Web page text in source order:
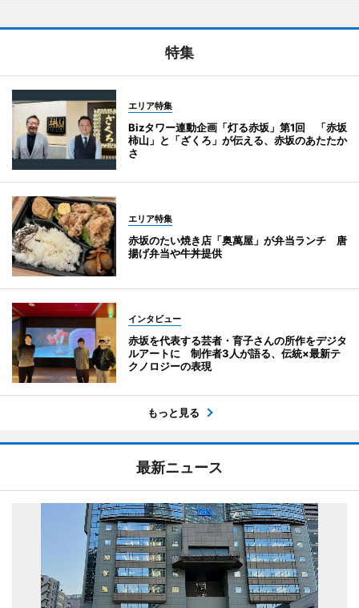
特集
エリア特集
Bizタワー連動企画「灯る赤坂」第1回 「赤坂
柿山」と「ざくろ」が伝える、赤坂のあたたか
さ
エリア特集
赤坂のたい焼き店「奥萬屋」が弁当ランチ 唐
揚げ弁当や牛丼提供
インタビュー
赤坂を代表する芸者・育子さんの所作をデジタ
ルアートに 制作者3人が語る、伝統×最新テ
クノロジーの表現
もっと見る
最新ニュース